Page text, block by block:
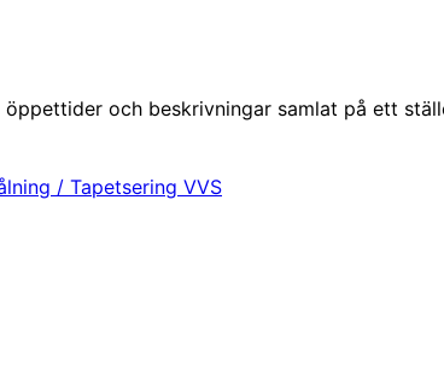
och beskrivningar samlat på ett
/ Tapetsering VVS